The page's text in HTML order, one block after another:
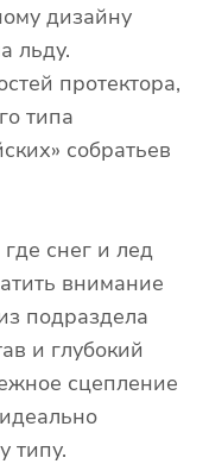
дизайну
льду.
протектора,
типа
собратьев
снег и лед
внимание
подраздела
и глубокий
сцепление
типу.